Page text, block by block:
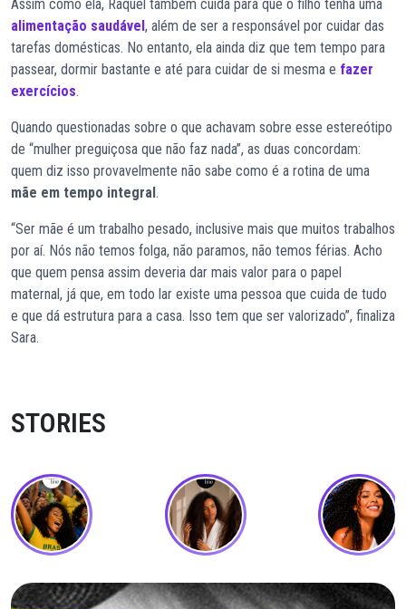
Assim como ela, Raquel também cuida para que o filho tenha uma
alimentação saudável, além de ser a responsável por cuidar das
tarefas domésticas. No entanto, ela ainda diz que tem tempo para
passear, dormir bastante e até para cuidar de si mesma e fazer
exercícios.
Quando questionadas sobre o que achavam sobre esse estereótipo
de “mulher preguiçosa que não faz nada”, as duas concordam:
quem diz isso provavelmente não sabe como é a rotina de uma
mãe em tempo integral.
“Ser mãe é um trabalho pesado, inclusive mais que muitos trabalhos
por aí. Nós não temos folga, não paramos, não temos férias. Acho
que quem pensa assim deveria dar mais valor para o papel
maternal, já que, em todo lar existe uma pessoa que cuida de tudo
e que dá estrutura para a casa. Isso tem que ser valorizado”, finaliza
Sara.
STORIES